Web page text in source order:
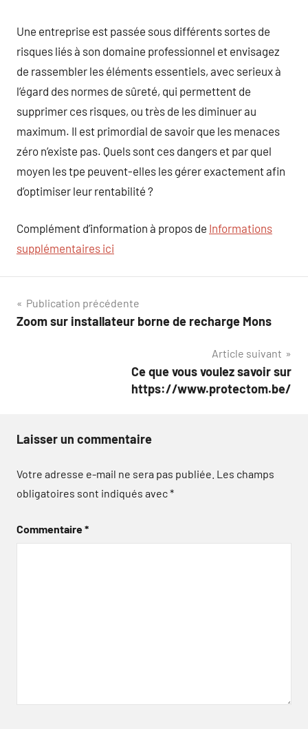
Une entreprise est passée sous différents sortes de
risques liés à son domaine professionnel et envisagez
de rassembler les éléments essentiels, avec serieux à
l’égard des normes de sûreté, qui permettent de
supprimer ces risques, ou très de les diminuer au
maximum. Il est primordial de savoir que les menaces
zéro n’existe pas. Quels sont ces dangers et par quel
moyen les tpe peuvent-elles les gérer exactement afin
d’optimiser leur rentabilité ?
Complément d’information à propos de Informations
supplémentaires ici
Navigation
de
Publication précédente
Zoom sur installateur borne de recharge Mons
Article suivant
Ce que vous voulez savoir sur
https://www.protectom.be/
Laisser un commentaire
Votre adresse e-mail ne sera pas publiée. Les champs
obligatoires sont indiqués avec*
Commentaire*